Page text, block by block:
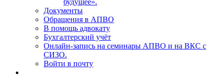
будущее».
Документы
Обращения в АПВО
В помощь адвокату
Бухгалтерский учёт
Онлайн-запись на семинары АПВО и на ВКС с
СИЗО.
Войти в почту